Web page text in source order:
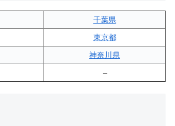
千葉県
東京都
神奈川県
–